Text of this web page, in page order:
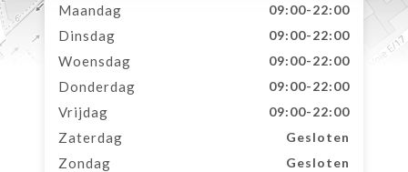
Maandag 09:00-22:00
Dinsdag 09:00-22:00
Woensdag 09:00-22:00
Donderdag 09:00-22:00
Vrijdag 09:00-22:00
Zaterdag Gesloten
Zondag Gesloten